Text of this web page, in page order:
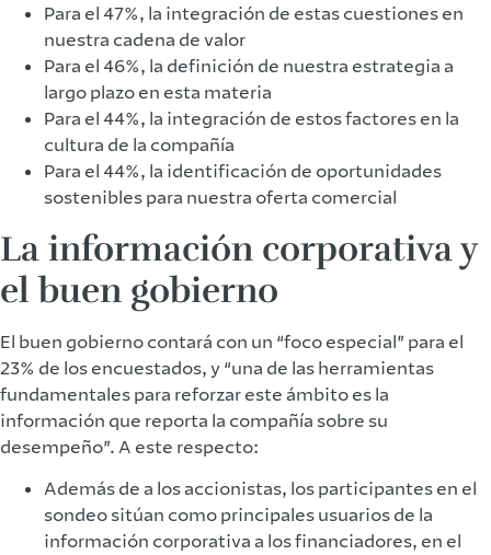
Para el 47%, la integración de estas cuestiones en
nuestra cadena de valor
Para el 46%, la definición de nuestra estrategia a
largo plazo en esta materia
Para el 44%, la integración de estos factores en la
cultura de la compañía
Para el 44%, la identificación de oportunidades
sostenibles para nuestra oferta comercial
La información corporativa y
el buen gobierno
El buen gobierno contará con un “foco especial” para el
23% de los encuestados, y “una de las herramientas
fundamentales para reforzar este ámbito es la
información que reporta la compañía sobre su
desempeño”. A este respecto:
Además de a los accionistas, los participantes en el
sondeo sitúan como principales usuarios de la
información corporativa a los financiadores, en el